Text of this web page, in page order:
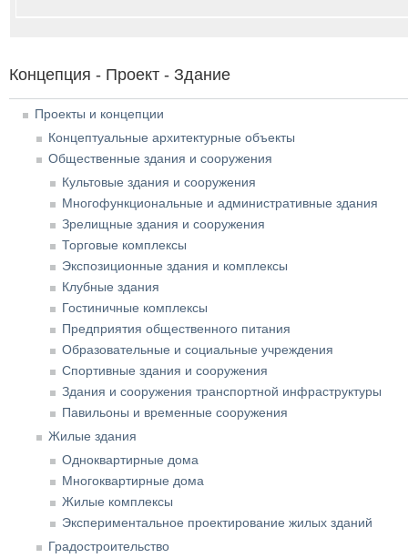
Концепция - Проект - Здание
Проекты и концепции
Концептуальные архитектурные объекты
Общественные здания и сооружения
Культовые здания и сооружения
Многофункциональные и административные здания
Зрелищные здания и сооружения
Торговые комплексы
Экспозиционные здания и комплексы
Клубные здания
Гостиничные комплексы
Предприятия общественного питания
Образовательные и социальные учреждения
Спортивные здания и сооружения
Здания и сооружения транспортной инфраструктуры
Павильоны и временные сооружения
Жилые здания
Одноквартирные дома
Многоквартирные дома
Жилые комплексы
Экспериментальное проектирование жилых зданий
Градостроительство